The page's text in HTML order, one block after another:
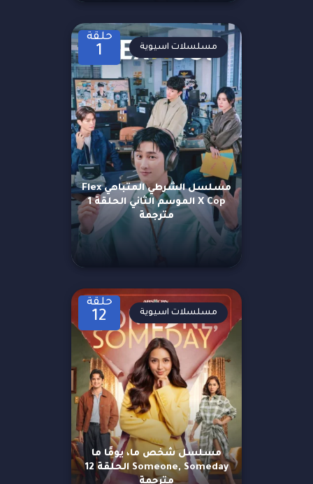
حلقة
1
مسلسل الشرطي المتباهي Flex
X Cop الموسم الثاني الحلقة 1
مترجمة
مسلسلات اسيوية
حلقة
12
مسلسل شخص ما، يومًا ما
Someone, Someday الحلقة 12
مترجمة
مسلسلات اسيوية